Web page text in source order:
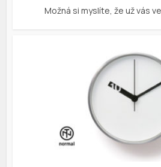
Možná si myslíte, že už vás